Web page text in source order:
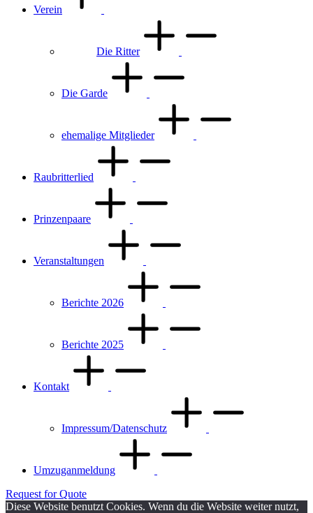
Verein
Die Ritter
Die Garde
ehemalige Mitglieder
Raubritterlied
Prinzenpaare
Veranstaltungen
Berichte 2026
Berichte 2025
Kontakt
Impressum/Datenschutz
Umzuganmeldung
Request for Quote
Diese Website benutzt Cookies. Wenn du die Website weiter nutzt,